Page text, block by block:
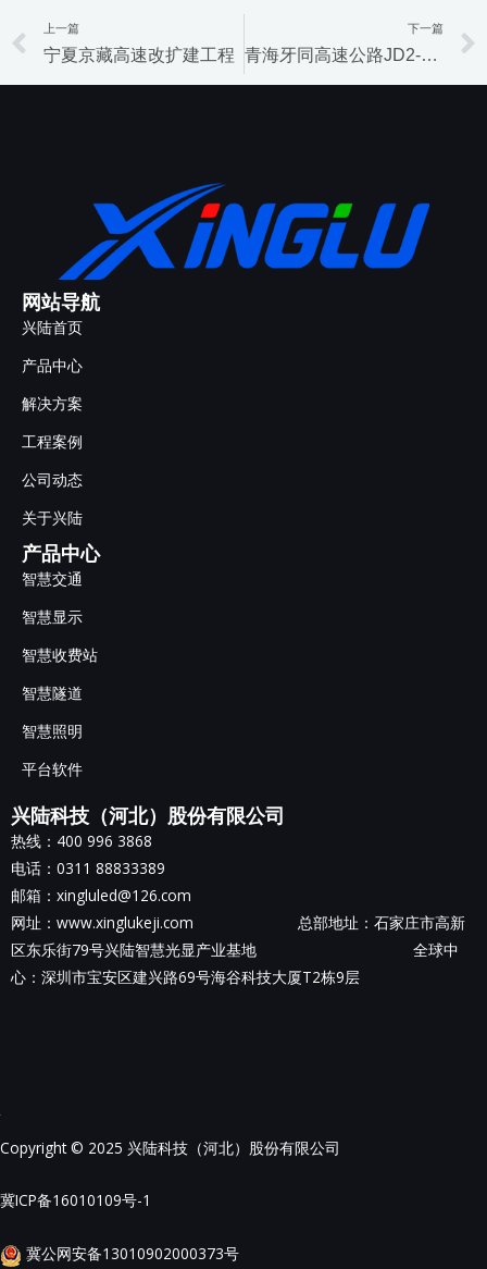
Prev
上一篇
宁夏京藏高速改扩建工程
下一篇
青海牙同高速公路JD2-01项目
网站导航
兴陆首页
产品中心
解决方案
工程案例
公司动态
关于兴陆
产品中心
智慧交通
智慧显示
智慧收费站
智慧隧道
智慧照明
平台软件
兴陆科技（河北）股份有限公司
热线：400 996 3868
电话：0311 88833389
邮箱：xingluled@126.com
网址：www.xinglukeji.com 总部地址： 石家庄市高新
区东乐街79号兴陆智慧光显产业基地 全球中
心：深圳市宝安区建兴路69号海谷科技大厦T2栋9层
Copyright © 2025 兴陆科技（河北）股份有限公司
冀ICP备16010109号-1
冀公网安备13010902000373号